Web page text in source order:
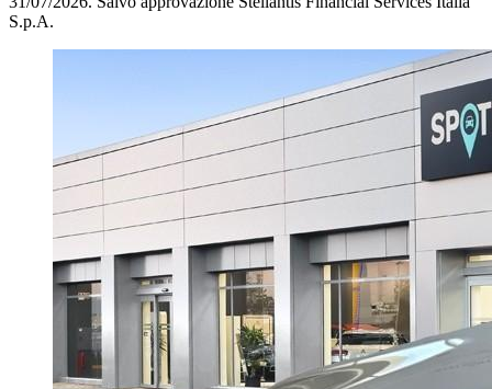
S.p.A.